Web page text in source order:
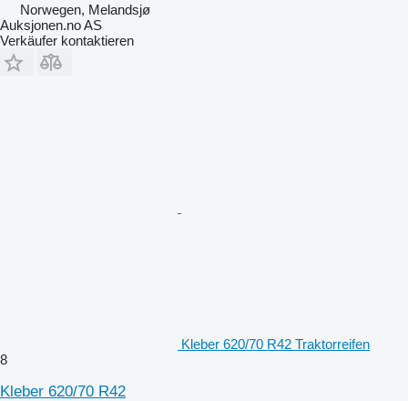
Norwegen, Melandsjø
Auksjonen.no AS
Verkäufer kontaktieren
Kleber 620/70 R42 Traktorreifen
8
Kleber 620/70 R42